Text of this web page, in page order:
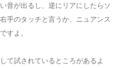
音が出るし、逆にリアにしたらソ
手のタッチと言うか、ニュアンス
すよ。
て試されているところがあるよ